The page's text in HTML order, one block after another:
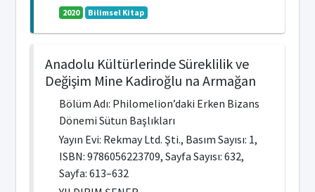
2020 Bilimsel Kitap
Anadolu Kültürlerinde Süreklilik ve
Değişim Mine Kadiroğlu na Armağan
Bölüm Adı: Philomelion’daki Erken Bizans
Dönemi Sütun Başlıkları
Yayın Evi: Rekmay Ltd. Şti., Basım Sayısı: 1,
ISBN: 9786056223709, Sayfa Sayısı: 632,
Sayfa: 613–632